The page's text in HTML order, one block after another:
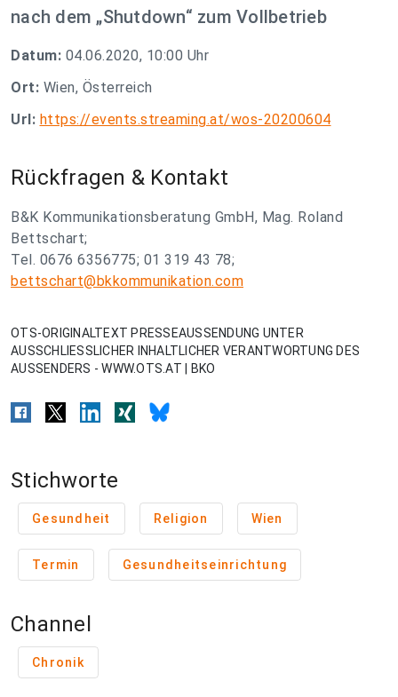
nach dem „Shutdown“ zum Vollbetrieb
Datum: 04.06.2020, 10:00 Uhr
Ort: Wien, Österreich
Url: https://events.streaming.at/wos-20200604
Rückfragen & Kontakt
B&K Kommunikationsberatung GmbH, Mag. Roland
Bettschart;
Tel. 0676 6356775; 01 319 43 78;
bettschart@bkkommunikation.com
OTS-ORIGINALTEXT PRESSEAUSSENDUNG UNTER
AUSSCHLIESSLICHER INHALTLICHER VERANTWORTUNG DES
AUSSENDERS - WWW.OTS.AT | BKO
Stichworte
Gesundheit Religion Wien
Termin Gesundheitseinrichtung
Channel
Chronik